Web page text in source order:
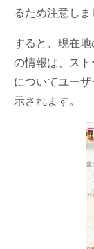
るため注意しま
すると、現在地
の情報は、ス
についてユー
示されます。